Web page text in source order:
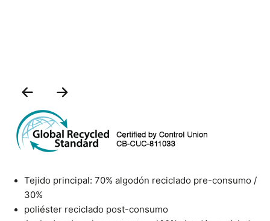
Previous
Slide
Tejido principal: 70% algodón reciclado pre-consumo /
30%
poliéster reciclado post-consumo